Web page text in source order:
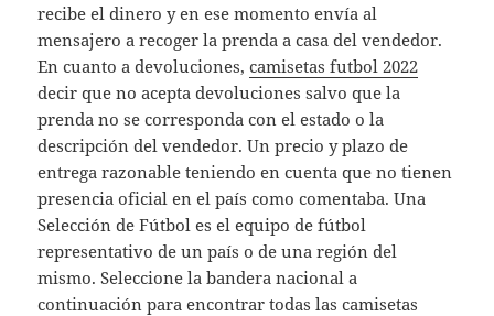
recibe el dinero y en ese momento envía al
mensajero a recoger la prenda a casa del vendedor.
En cuanto a devoluciones,camisetas futbol 2022
decir que no acepta devoluciones salvo que la
prenda no se corresponda con el estado o la
descripción del vendedor. Un precio y plazo de
entrega razonable teniendo en cuenta que no tienen
presencia oficial en el país como comentaba. Una
Selección de Fútbol es el equipo de fútbol
representativo de un país o de una región del
mismo. Seleccione la bandera nacional a
continuación para encontrar todas las camisetas